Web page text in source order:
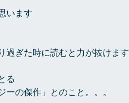
います
ぎた時に読むと力が抜けます
とる
の傑作」とのこと。。。